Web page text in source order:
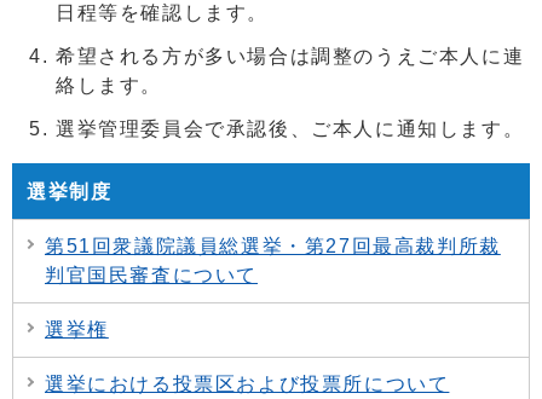
日程等を確認します。
希望される方が多い場合は調整のうえご本人に連
絡します。
選挙管理委員会で承認後、ご本人に通知します。
選挙制度
第51回衆議院議員総選挙・第27回最高裁判所裁
判官国民審査について
選挙権
選挙における投票区および投票所について